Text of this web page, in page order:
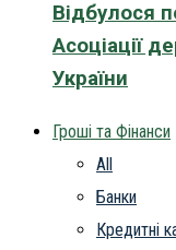
Відбулося
Асоціації
України
Гроші та Фінанси
All
Банки
Кредитні